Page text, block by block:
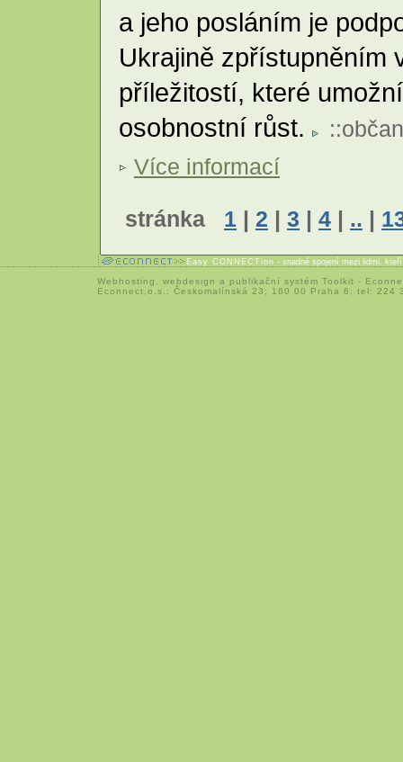
a jeho posláním je
Ukrajině zpřístupněním
příležitostí, které
osobnostní růst.
::
Více informací
stránka 1 | 2 | 3 | 4 | .. |
Easy CONNECTion - snadné spojení mezi lidmi,
Webhosting webdesign a publikační systém Toolkit -
Econnect,o.s.; Českomalínská 23; 160 00 Praha 6; tel: 224